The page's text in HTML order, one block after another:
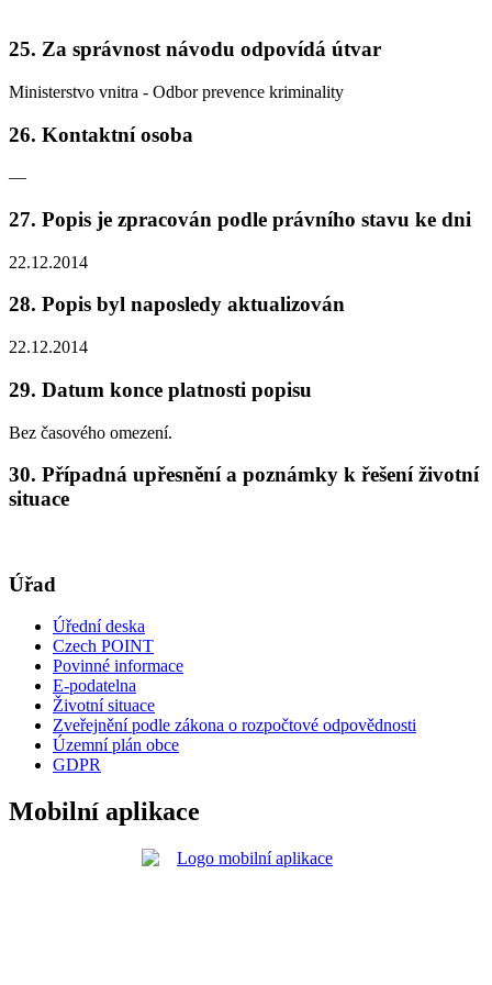
25. Za správnost návodu odpovídá útvar
Ministerstvo vnitra - Odbor prevence kriminality
26. Kontaktní osoba
—
27. Popis je zpracován podle právního stavu ke dni
22.12.2014
28. Popis byl naposledy aktualizován
22.12.2014
29. Datum konce platnosti popisu
Bez časového omezení.
30. Případná upřesnění a poznámky k řešení životní
situace
Úřad
Úřední deska
Czech POINT
Povinné informace
E-podatelna
Životní situace
Zveřejnění podle zákona o rozpočtové odpovědnosti
Územní plán obce
GDPR
Mobilní aplikace